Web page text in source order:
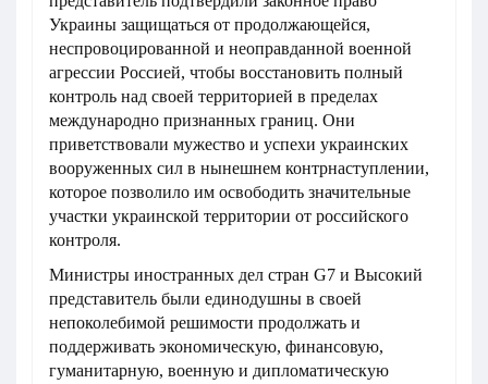
Украины защищаться от продолжающейся,
неспровоцированной и неоправданной военной
агрессии Россией, чтобы восстановить полный
контроль над своей территорией в пределах
международно признанных границ. Они
приветствовали мужество и успехи украинских
вооруженных сил в нынешнем контрнаступлении,
которое позволило им освободить значительные
участки украинской территории от российского
контроля.
Министры иностранных дел стран G7 и Высокий
представитель были единодушны в своей
непоколебимой решимости продолжать и
поддерживать экономическую, финансовую,
гуманитарную, военную и дипломатическую